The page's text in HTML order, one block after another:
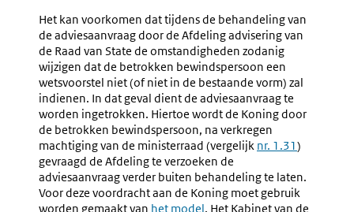
Planning
Het kan voorkomen dat tijdens de behandeling van
de adviesaanvraag door de Afdeling advisering van
de Raad van State de omstandigheden zodanig
wijzigen dat de betrokken bewindspersoon een
wetsvoorstel niet (of niet in de bestaande vorm) zal
indienen. In dat geval dient de adviesaanvraag te
worden ingetrokken. Hiertoe wordt de Koning door
de betrokken bewindspersoon, na verkregen
machtiging van de ministerraad (vergelijk nr. 1.31)
gevraagd de Afdeling te verzoeken de
adviesaanvraag verder buiten behandeling te laten.
Voor deze voordracht aan de Koning moet gebruik
worden gemaakt van het model. Het Kabinet van de